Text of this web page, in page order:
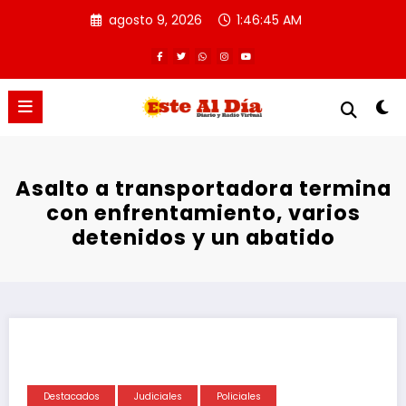
agosto 9, 2026 1:46:45 AM
Asalto a transportadora termina
con enfrentamiento, varios
detenidos y un abatido
Destacados Judiciales Policiales